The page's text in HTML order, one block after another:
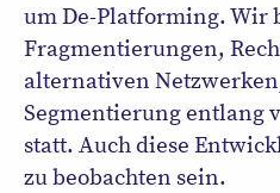
um De-Platforming. Wir
Fragmentierungen,
alternativen
Segmentierung entlang
statt. Auch diese
zu beobachten sein.